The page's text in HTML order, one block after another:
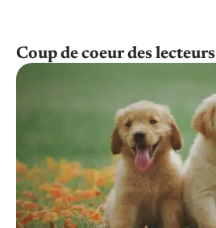
Coup de coeur des lecteurs